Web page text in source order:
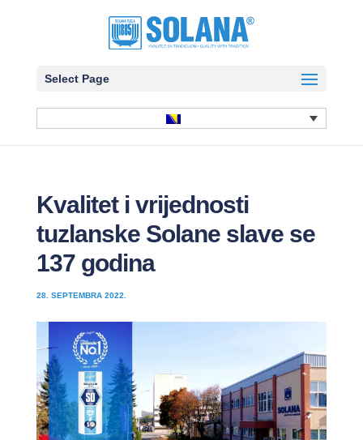
Select Page
Kvalitet i vrijednosti
tuzlanske Solane slave se
137 godina
28. SEPTEMBRA 2022.